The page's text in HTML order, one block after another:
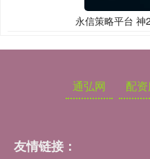
永信策略平台 神
通弘网 配
友情链接：